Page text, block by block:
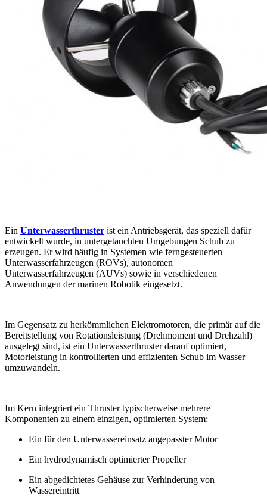
Ein Unterwasserthruster ist ein Antriebsgerät, das speziell dafür
entwickelt wurde, in untergetauchten Umgebungen Schub zu
erzeugen. Er wird häufig in Systemen wie ferngesteuerten
Unterwasserfahrzeugen (ROVs), autonomen
Unterwasserfahrzeugen (AUVs) sowie in verschiedenen
Anwendungen der marinen Robotik eingesetzt.
Im Gegensatz zu herkömmlichen Elektromotoren, die primär auf die
Bereitstellung von Rotationsleistung (Drehmoment und Drehzahl)
ausgelegt sind, ist ein Unterwasserthruster darauf optimiert,
Motorleistung in kontrollierten und effizienten Schub im Wasser
umzuwandeln.
Im Kern integriert ein Thruster typischerweise mehrere
Komponenten zu einem einzigen, optimierten System:
Ein für den Unterwassereinsatz angepasster Motor
Ein hydrodynamisch optimierter Propeller
Ein abgedichtetes Gehäuse zur Verhinderung von
Wassereintritt